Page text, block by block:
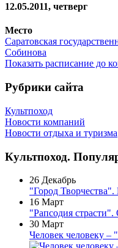
12.05.2011, четверг
Место
Саратовская
Собинова
Показать расписание до
Рубрики сайта
Культпоход
Новости компаний
Новости отдыха и туризма
Культпоход.
26 Декабрь
"Город
16 Март
"Рапсодия
30 Март
Человек человеку